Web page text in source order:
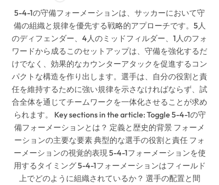
5-4-1の守備フォーメーションは、サッカーにおいて守
備の組織と規律を優先する戦略的アプローチです。5人
のディフェンダー、4人のミッドフィルダー、1人のフォ
ワードから成るこのセットアップは、守備を強化するだ
けでなく、効果的なカウンターアタックを促進するコン
パクトな構造を作り出します。選手は、自分の役割と責
任を維持するために強い規律を示さなければならず、試
合全体を通じてチームワークを一体化させることが求め
られます。 Key sections in the article: Toggle 5-4-1の守
備フォーメーションとは？ 定義と歴史的背景 フォーメ
ーションの主要な要素 典型的な選手の役割と責任 フォ
ーメーションの視覚的表現 5-4-1フォーメーションを使
用するタイミング 5-4-1フォーメーションはフィールド
上でどのように組織されているか？ 選手の配置と間